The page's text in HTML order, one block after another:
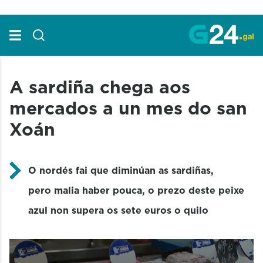
A sardiña chega aos
mercados a un mes do san
Xoán
O nordés fai que diminúan as sardiñas,
pero malia haber pouca, o prezo deste peixe
azul non supera os sete euros o quilo